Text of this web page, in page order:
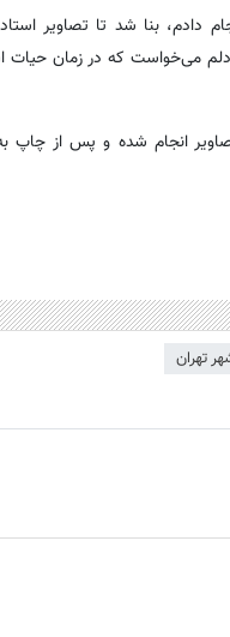
دادم، بنا شد تا تصاویر
می‌خواست که در زمان حیات
انجام شده و پس از
تهران